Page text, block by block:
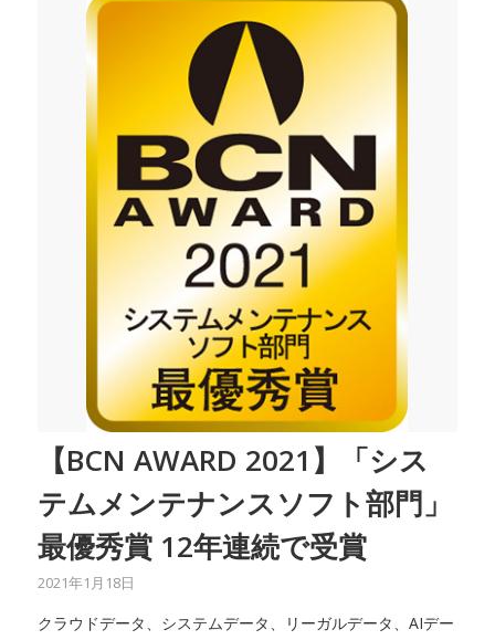
【BCN AWARD 2021】「シス
テムメンテナンスソフト部門」
最優秀賞 12年連続で受賞
2021年1月18日
クラウドデータ、システムデータ、リーガルデータ、AIデー